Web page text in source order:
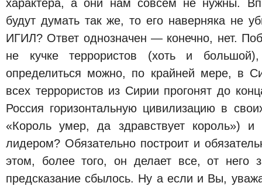
характера, а они нам совсем не нужны.
будут думать так же, то его наверняка не
ИГИЛ? Ответ однозначен — конечно, нет.
не кучке террористов (хоть и
определиться можно, по крайней мере, в
всех террористов из Сирии прогонят до
Россия горизонтальную цивилизацию в
«Король умер, да здравствует король»)
лидером? Обязательно построит и
этом, более того, он делает все, от него
предсказание сбылось. Ну а если и Вы,